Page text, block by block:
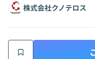
株式会社クノテロス